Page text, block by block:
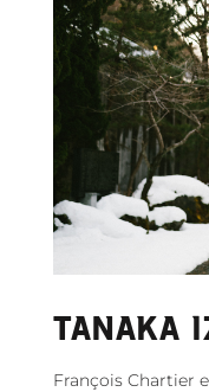
TANAKA
François Chartier